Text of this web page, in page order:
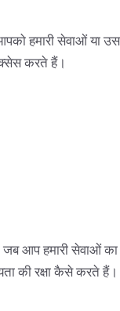
हमारी सेवाओं या उस
करते हैं।
जब आप हमारी
की रक्षा कैसे करते हैं।